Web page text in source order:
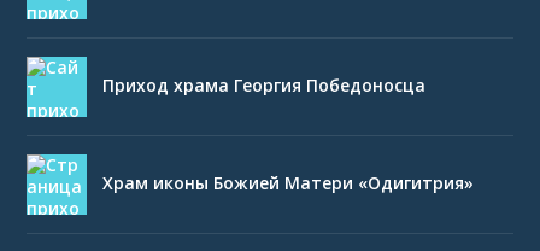
Приход храма Георгия Победоносца
Храм иконы Божией Матери «Одигитрия»